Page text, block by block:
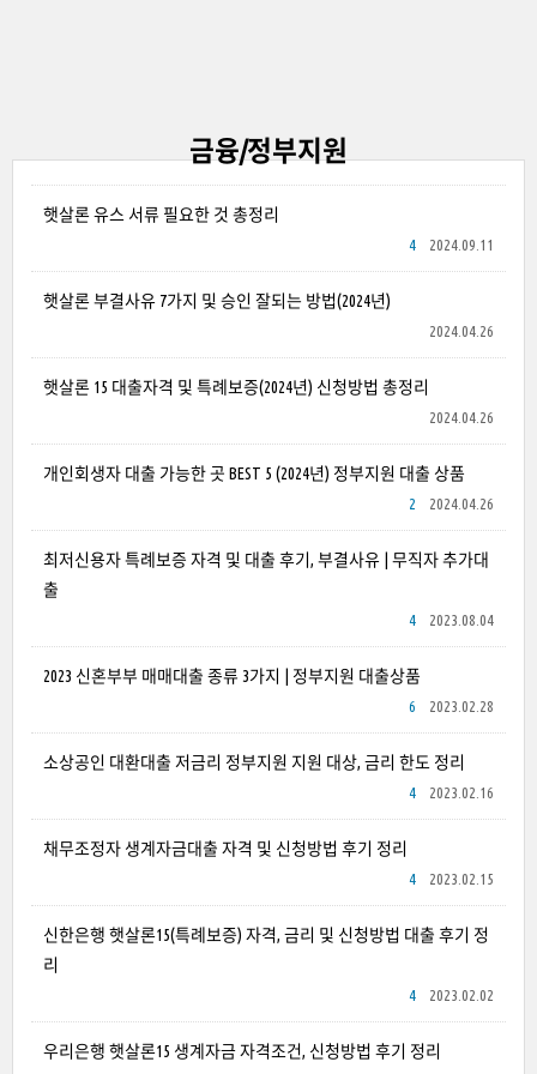
금융/정부지원
햇살론 유스 서류 필요한 것 총정리
2024.09.11
4
햇살론 부결사유 7가지 및 승인 잘되는 방법(2024년)
2024.04.26
햇살론 15 대출자격 및 특례보증(2024년) 신청방법 총정리
2024.04.26
개인회생자 대출 가능한 곳 BEST 5 (2024년) 정부지원 대출 상품
2024.04.26
2
최저신용자 특례보증 자격 및 대출 후기, 부결사유 | 무직자 추가대
출
2023.08.04
4
2023 신혼부부 매매대출 종류 3가지 | 정부지원 대출상품
2023.02.28
6
소상공인 대환대출 저금리 정부지원 지원 대상, 금리 한도 정리
2023.02.16
4
채무조정자 생계자금대출 자격 및 신청방법 후기 정리
2023.02.15
4
신한은행 햇살론15(특례보증) 자격, 금리 및 신청방법 대출 후기 정
리
2023.02.02
4
우리은행 햇살론15 생계자금 자격조건, 신청방법 후기 정리